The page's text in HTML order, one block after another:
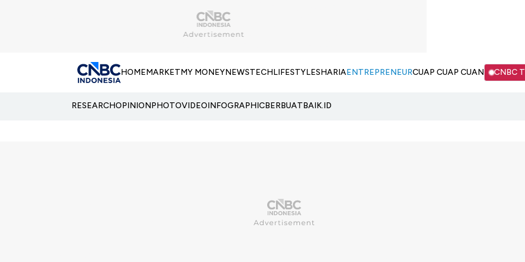
HOMEMARKETMY MONEYNEWSTECHLIFESTYLESHARIAENTREPRENEURCUAP CUAP CUAN CNBC
RESEARCHOPINIONPHOTOVIDEOINFOGRAPHICBERBUATBAIK.ID